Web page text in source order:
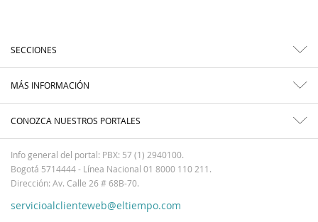
SECCIONES
MÁS INFORMACIÓN
CONOZCA NUESTROS PORTALES
Info general del portal: PBX: 57 (1) 2940100.
Bogotá 5714444 - Línea Nacional 01 8000 110 211.
Dirección: Av. Calle 26 # 68B-70.
servicioalclienteweb@eltiempo.com